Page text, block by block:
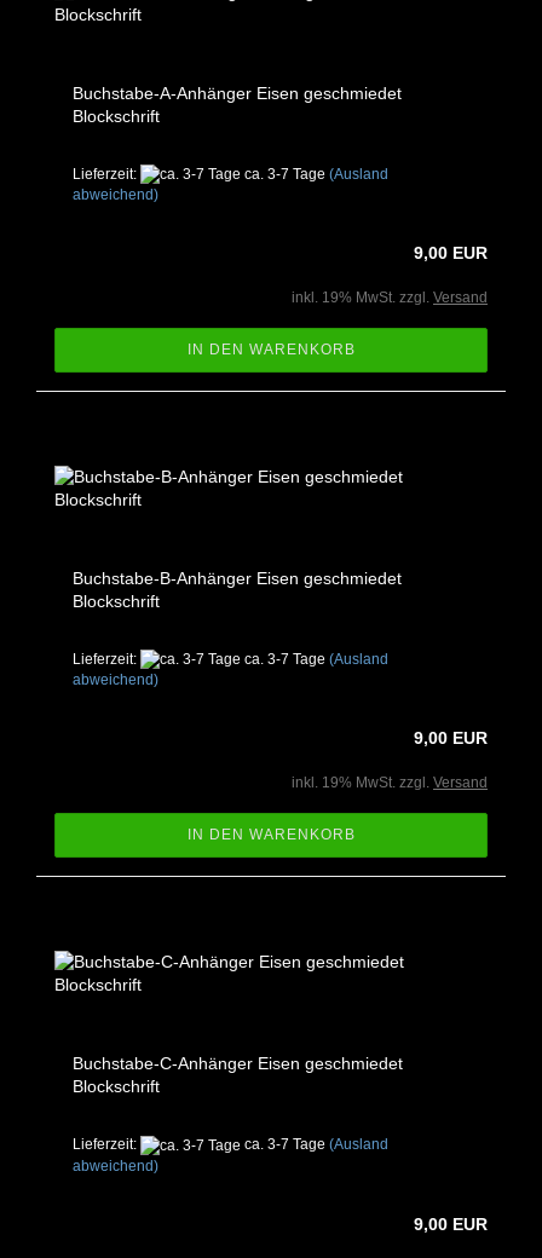
Buchstabe-A-Anhänger Eisen geschmiedet
Blockschrift
Lieferzeit: ca. 3-7 Tage (Ausland
abweichend)
9,00 EUR
inkl. 19% MwSt. zzgl. Versand
IN DEN WARENKORB
Buchstabe-B-Anhänger Eisen geschmiedet
Blockschrift
Lieferzeit: ca. 3-7 Tage (Ausland
abweichend)
9,00 EUR
inkl. 19% MwSt. zzgl. Versand
IN DEN WARENKORB
Buchstabe-C-Anhänger Eisen geschmiedet
Blockschrift
Lieferzeit: ca. 3-7 Tage (Ausland
abweichend)
9,00 EUR